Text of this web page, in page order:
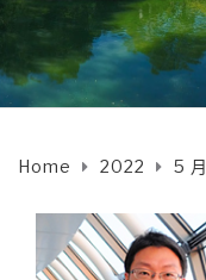
Home 2022 5 月